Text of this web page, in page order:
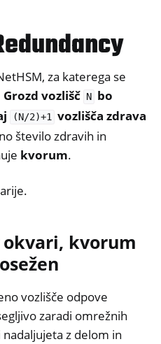
za katerega se
Grozd vozlišč N bo
(N/2)+1
vozlišča zdrava
število zdravih in
kvorum.
okvari, kvorum
vozlišče odpove
zaradi omrežnih
z delom in